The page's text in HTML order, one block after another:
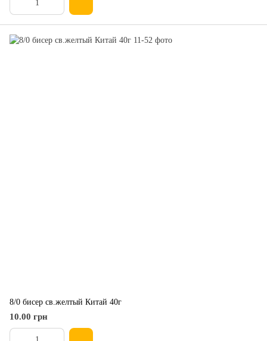
8/0 бисер св.желтый Китай 40г
10.00 грн